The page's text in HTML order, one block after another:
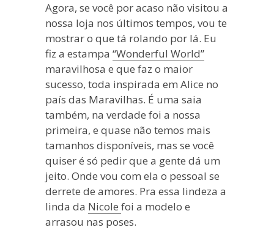
Agora, se você por acaso não visitou a
nossa loja nos últimos tempos, vou te
mostrar o que tá rolando por lá. Eu
fiz a estampa “Wonderful World”
maravilhosa e que faz o maior
sucesso, toda inspirada em Alice no
país das Maravilhas. É uma saia
também, na verdade foi a nossa
primeira, e quase não temos mais
tamanhos disponíveis, mas se você
quiser é só pedir que a gente dá um
jeito. Onde vou com ela o pessoal se
derrete de amores. Pra essa lindeza a
linda da Nicole foi a modelo e
arrasou nas poses.